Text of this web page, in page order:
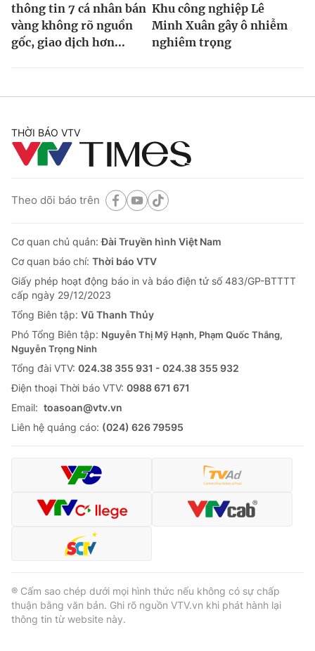
thông tin 7 cá nhân bán
vàng không rõ nguồn
gốc, giao dịch hơn...
Khu công nghiệp Lê
Minh Xuân gây ô nhiễm
nghiêm trọng
THỜI BÁO VTV
Theo dõi báo trên
Cơ quan chủ quản:Đài Truyền hình Việt Nam
Cơ quan báo chí: Thời báo VTV
Giấy phép hoạt động báo in và báo điện tử số 483/GP-BTTTT
cấp ngày 29/12/2023
Tổng Biên tập: Vũ Thanh Thủy
Phó Tổng Biên tập: Nguyễn Thị Mỹ Hạnh, Phạm Quốc Thắng,
Nguyễn Trọng Ninh
Tổng đài VTV: 024.38 355 931 - 024.38 355 932
Ðiện thoại Thời báo VTV: 0988 671 671
Email: toasoan@vtv.vn
Liên hệ quảng cáo: (024) 626 79595
® Cấm sao chép dưới mọi hình thức nếu không có sự chấp
thuận bằng văn bản. Ghi rõ nguồn VTV.vn khi phát hành lại
thông tin từ website này.